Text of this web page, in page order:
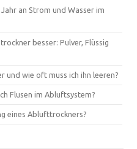
an Strom und Wasser im
besser: Pulver, Flüssig
und wie oft muss ich ihn leeren?
Flusen im Abluftsystem?
eines Ablufttrockners?